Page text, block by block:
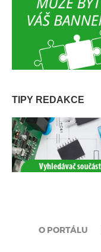
TIPY REDAKCE
O PORTÁLU